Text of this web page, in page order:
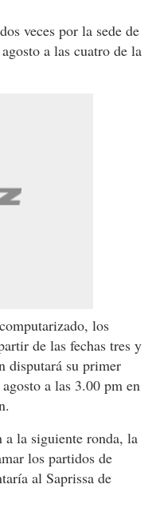
veces por la sede de
a las cuatro de la
los
de las fechas tres y
disputará su primer
a las 3.00 pm en
a la siguiente ronda, la
los partidos de
al Saprissa de